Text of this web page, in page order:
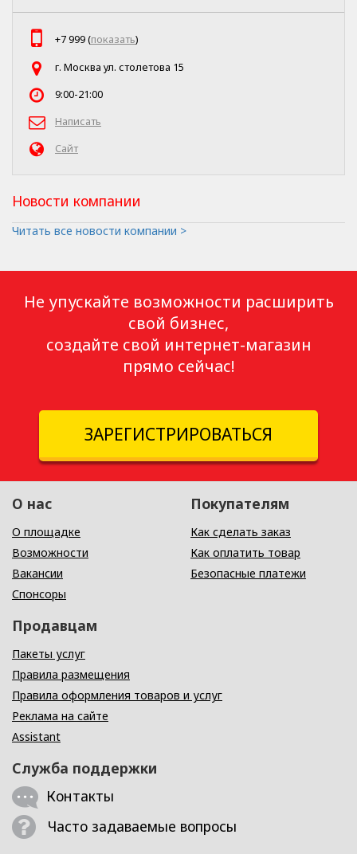
+7 999 (показать)
г. Москва ул. столетова 15
9:00-21:00
Написать
Сайт
Новости компании
Читать все новости компании >
Не упускайте возможности расширить
свой бизнес,
создайте свой интернет-магазин
прямо сейчас!
ЗАРЕГИСТРИРОВАТЬСЯ
О нас
О площадке
Возможности
Вакансии
Спонсоры
Покупателям
Как сделать заказ
Как оплатить товар
Безопасные платежи
Продавцам
Пакеты услуг
Правила размещения
Правила оформления товаров и услуг
Реклама на сайте
Assistant
Служба поддержки
Контакты
Часто задаваемые вопросы